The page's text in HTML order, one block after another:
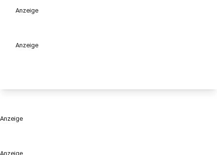
Anzeige
Anzeige
Anzeige
Anzeige